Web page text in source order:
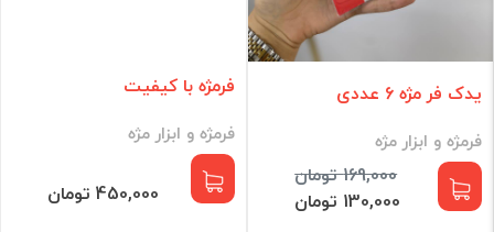
یدک فر مژه 6 عددی
فرمژه و ابزار مژه
169,000 تومان
130,000 تومان
فرمژه با کیفیت
فرمژه و ابزار مژه
450,000 تومان